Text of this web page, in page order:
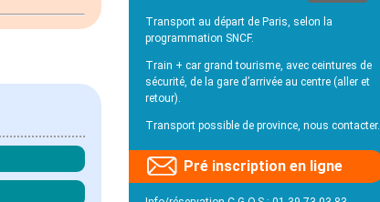
Transport au départ de Paris, selon la
programmation SNCF.
Train + car grand tourisme, avec ceintures de
sécurité, de la gare d’arrivée au centre (aller et
retour).
Transport possible de province, nous contacter.
Pré inscription en ligne